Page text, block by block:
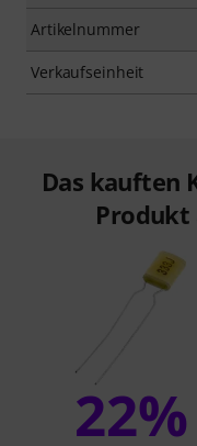
Artikelnummer
Verkaufseinheit
Das kauften
Produkt
22%